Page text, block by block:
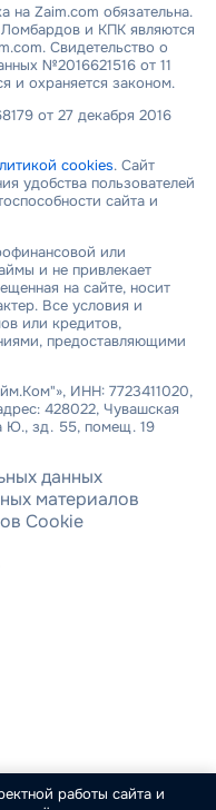
на Zaim.com обязательна.
и КПК являются
Свидетельство о
№2016621516 от 11
и охраняется законом.
от 27 декабря 2016
cookies. Сайт
удобства пользователей
сайта и
или
и не привлекает
на сайте, носит
Все условия и
или кредитов,
предоставляющими
ИНН: 7723411020,
428022, Чувашская
Ю., зд. 55, помещ. 19
данных
материалов
Cookie
работы сайта и